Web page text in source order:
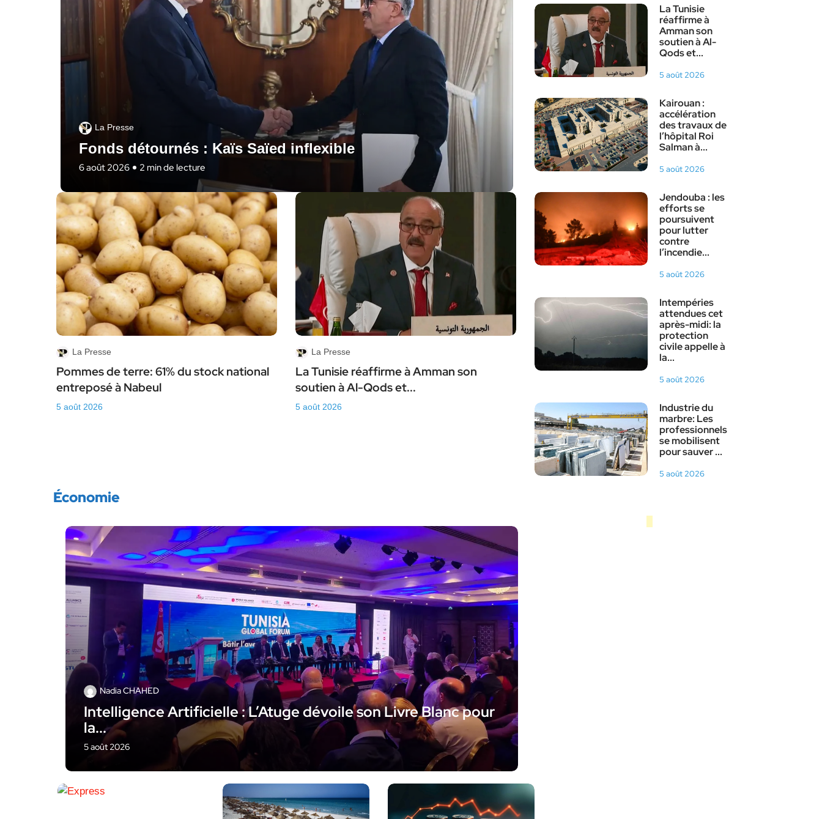
La Presse
Fonds détournés : Kaïs Saïed inflexible
6 août 2026 2 min de lecture
La Presse
Pommes de terre: 61% du stock national
entreposé à Nabeul
5 août 2026
La Presse
La Tunisie réaffirme à Amman son
soutien à Al-Qods et...
5 août 2026
La Tunisie
réaffirme à
Amman son
soutien à Al-
Qods et...
5 août 2026
Kairouan :
accélération
des travaux de
l’hôpital Roi
Salman à...
5 août 2026
Jendouba : les
efforts se
poursuivent
pour lutter
contre
l’incendie...
5 août 2026
Intempéries
attendues cet
après-midi: la
protection
civile appelle à
la...
5 août 2026
Industrie du
marbre: Les
professionnels
se mobilisent
pour sauver ...
5 août 2026
Économie
Nadia CHAHED
Intelligence Artificielle : L’Atuge dévoile son Livre Blanc pour
la...
5 août 2026